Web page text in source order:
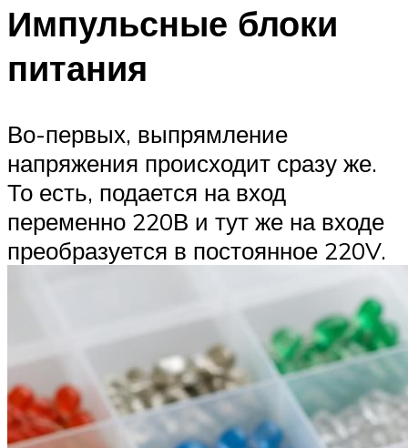
Импульсные блоки
питания
Во-первых, выпрямление
напряжения происходит сразу же.
То есть, подается на вход
переменно 220В и тут же на входе
преобразуется в постоянное 220V.